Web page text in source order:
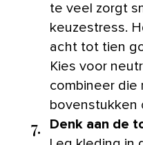
te veel zorgt
keuzestress.
acht tot tien
Kies voor
combineer die
bovenstukken
7.
Denk aan de